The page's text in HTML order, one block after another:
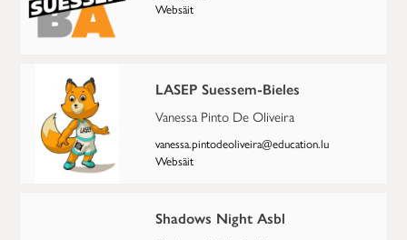
Websäit
LASEP Suessem-Bieles
Vanessa Pinto De Oliveira
vanessa.pintodeoliveira@education.lu
Websäit
Shadows Night Asbl